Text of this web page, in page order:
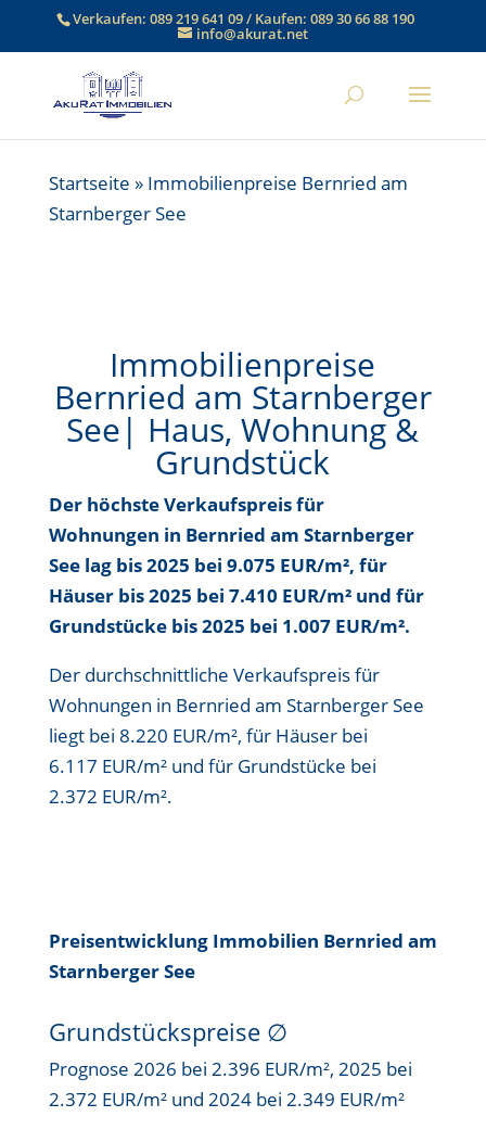
Verkaufen:089 219 641 09/ Kaufen:089 30 66 88 190
info@akurat.net
Startseite » Immobilienpreise Bernried am
Starnberger See
Immobilienpreise
Bernried am Starnberger
See| Haus, Wohnung &
Grundstück
Der höchste Verkaufspreis für
Wohnungen in Bernried am Starnberger
See lag bis2025 bei 9.075 EUR/m², für
Häuser bis2025 bei 7.410 EUR/m²und für
Grundstücke bis2025 bei 1.007 EUR/m².
Der durchschnittliche Verkaufspreis für
Wohnungen in Bernried am Starnberger See
liegt bei 8.220 EUR/m², für Häuser bei
6.117 EUR/m²und für Grundstücke bei
2.372 EUR/m².
Preisentwicklung Immobilien Bernried am
Starnberger See
Grundstückspreise ∅
Prognose 2026 bei 2.396 EUR/m², 2025 bei
2.372 EUR/m² und 2024 bei 2.349 EUR/m²